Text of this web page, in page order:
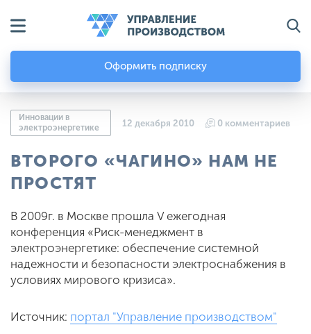
Оформить подписку
Инновации в
электроэнергетике
12 декабря 2010 0 комментариев
ВТОРОГО «ЧАГИНО» НАМ НЕ
ПРОСТЯТ
В 2009г. в Москве прошла V ежегодная
конференция «Риск-менеджмент в
электроэнергетике: обеспечение системной
надежности и безопасности электроснабжения в
условиях мирового кризиса».
Источник: портал "Управление производством"